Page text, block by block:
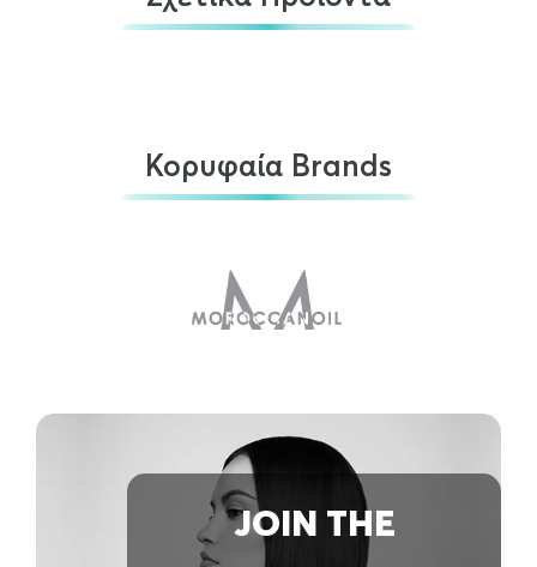
Depot 313 medium hold gel 200ml
Κορυφαία Brands
JOIN THE